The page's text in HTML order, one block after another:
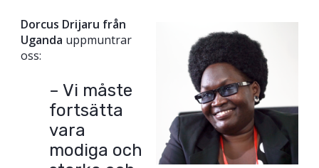
Dorcus Drijaru från
Uganda uppmuntrar
oss:
– Vi måste
fortsätta
vara
modiga och